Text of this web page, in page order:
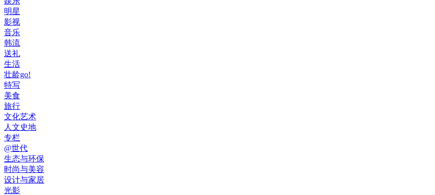
明星
影视
音乐
韩流
送礼
生活
壮龄go!
特写
美食
旅行
文化艺术
人文史地
专栏
@世代
生态与环保
时尚与美容
设计与家居
光影